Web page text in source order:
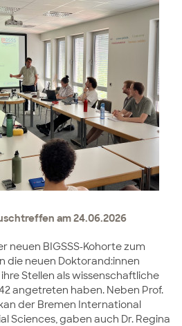
am 24.06.2026
neuen BIGSSS-Kohorte zum
die neuen Doktorand:innen
Stellen als wissenschaftliche
angetreten haben. Neben Prof.
der Bremen International
Sciences, gaben auch Dr. Regina